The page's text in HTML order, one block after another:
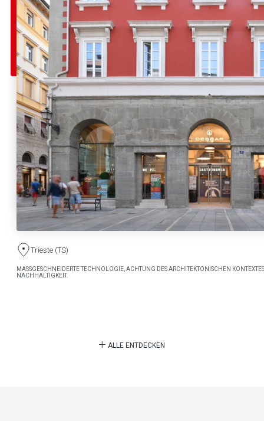
Trieste (TS)
MASSGESCHNEIDERTE TECHNOLOGIE, ACHTUNG DES ARCHITEKTONISCHEN
NACHHALTIGKEIT.
ALLE ENTDECKEN